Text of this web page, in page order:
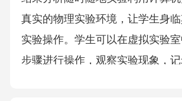
真实的物理实验环境，让学生身
实验操作。学生可以在虚拟实验
步骤进行操作，观察实验现象，